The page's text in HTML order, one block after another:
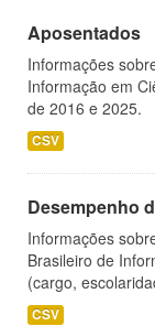
Aposentados
Informações
Informação em
de 2016 e 2025.
CSV
Desempenho
Informações
Brasileiro de
(cargo,
CSV